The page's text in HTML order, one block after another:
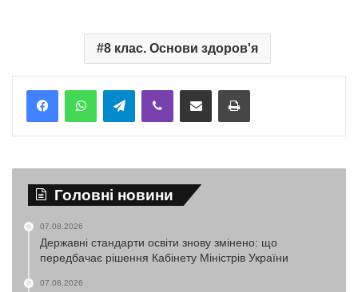
8 клас. Основи здоров'я
TelegramViber Надіслати електронною поштоюНадрукувати
Головні новини
07.08.2026
Державні стандарти освіти знову змінено: що
передбачає рішення Кабінету Міністрів України
07.08.2026